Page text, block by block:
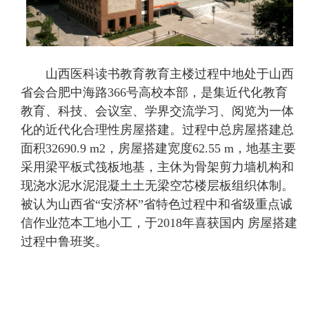
山西医科读书教育教育主楼过程中地处于山西
省会合肥中海路366号高校本部，是集近代化教育
教育、科技、会议室、学界交流学习、阅览为一体
化的近代化合理性房屋搭建。过程中总房屋搭建总
面积32690.9 m2，房屋搭建宽度62.55 m，地基主要
采用梁平板式筏板地基，主休为骨架剪力墙机构和
现浇水泥水泥混凝土土无梁空芯楼层板组织体制。
被认为山西省“安济杯”省特色过程中和省级重点诚
信作业范本工地小工，于2018年喜获国内 房屋搭建
过程中鲁班奖。